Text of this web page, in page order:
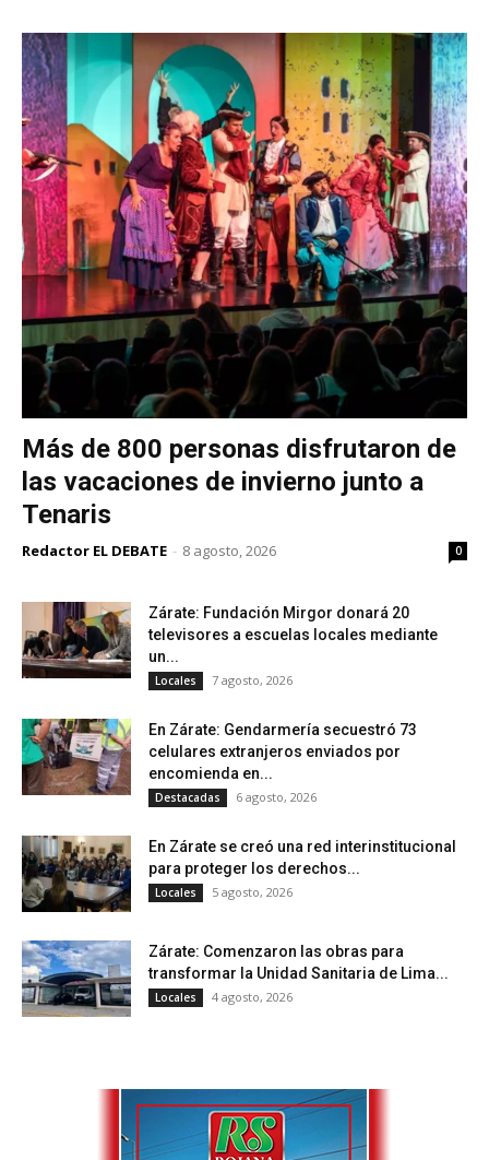
Más de 800 personas disfrutaron de
las vacaciones de invierno junto a
Tenaris
Redactor EL DEBATE - 8 agosto, 2026 0
Zárate: Fundación Mirgor donará 20
televisores a escuelas locales mediante
un...
Locales 7 agosto, 2026
En Zárate: Gendarmería secuestró 73
celulares extranjeros enviados por
encomienda en...
Destacadas 6 agosto, 2026
En Zárate se creó una red interinstitucional
para proteger los derechos...
Locales 5 agosto, 2026
Zárate: Comenzaron las obras para
transformar la Unidad Sanitaria de Lima...
Locales 4 agosto, 2026